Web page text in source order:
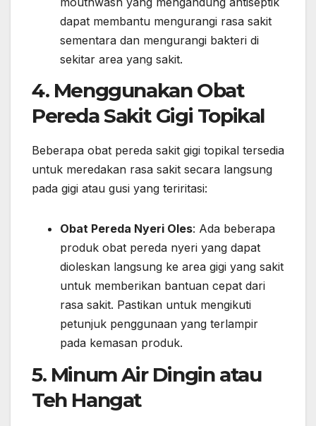
dapat membantu mengurangi rasa sakit
sementara dan mengurangi bakteri di
sekitar area yang sakit.
4. Menggunakan Obat
Pereda Sakit Gigi Topikal
Beberapa obat pereda sakit gigi topikal tersedia
untuk meredakan rasa sakit secara langsung
pada gigi atau gusi yang teriritasi:
Obat Pereda Nyeri Oles: Ada beberapa
produk obat pereda nyeri yang dapat
dioleskan langsung ke area gigi yang sakit
untuk memberikan bantuan cepat dari
rasa sakit. Pastikan untuk mengikuti
petunjuk penggunaan yang terlampir
pada kemasan produk.
5. Minum Air Dingin atau
Teh Hangat